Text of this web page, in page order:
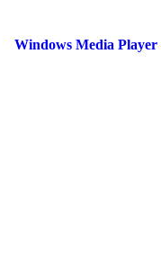
Windows Media